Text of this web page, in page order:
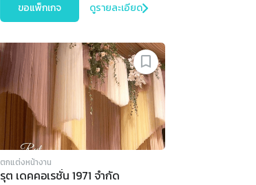
ขอแพ็กเกจ ดูรายละเอียด
ตกแต่งหน้างาน
รุต เดคคอเรชั่น 1971 จำกัด